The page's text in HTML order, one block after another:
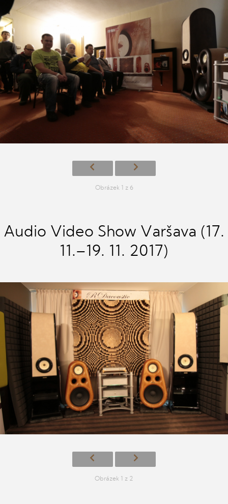
Obrázek 1 z 6
Audio Video Show Varšava (17.
11.–19. 11. 2017)
Obrázek 1 z 2